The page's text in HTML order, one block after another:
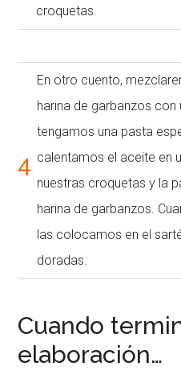
croquetas.
4
En otro cuento,
harina de garbanzos
tengamos una pasta
calentamos el aceite en
nuestras croquetas y la
harina de garbanzos.
las colocamos en el
doradas.
Cuando
elaboración…